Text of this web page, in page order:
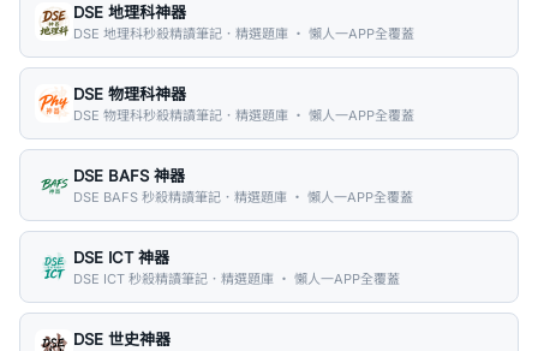
DSE 地理科神器
DSE 地理科秒殺精讀筆記．精選題庫 ・ 懶人一APP全覆蓋
DSE 物理科神器
DSE 物理科秒殺精讀筆記．精選題庫 ・ 懶人一APP全覆蓋
DSE BAFS 神器
DSE BAFS 秒殺精讀筆記．精選題庫 ・ 懶人一APP全覆蓋
DSE ICT 神器
DSE ICT 秒殺精讀筆記．精選題庫 ・ 懶人一APP全覆蓋
DSE 世史神器